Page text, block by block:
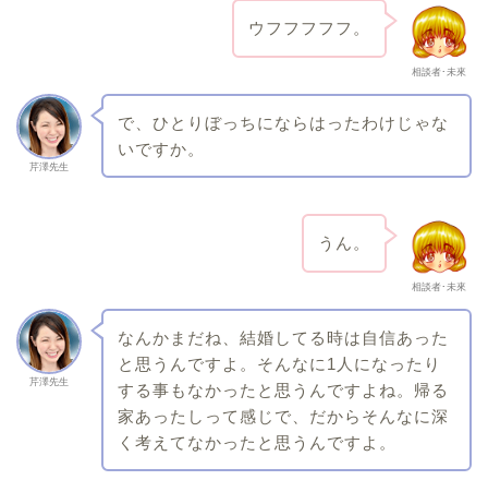
相談者･未來
ウフフフフフ。
芹澤先生
で、ひとりぼっちにならはったわけじゃな
いですか。
相談者･未來
うん。
芹澤先生
なんかまだね、結婚してる時は自信あった
と思うんですよ。そんなに1人になったり
する事もなかったと思うんですよね。帰る
家あったしって感じで、だからそんなに深
く考えてなかったと思うんですよ。